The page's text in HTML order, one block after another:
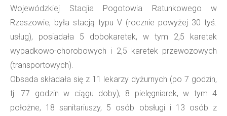
Wojewódzkiej Stacjia Pogotowia Ratunkowego w
Rzeszowie, była stacją typu V (rocznie powyżej 30 tyś.
usług), posiadała 5 dobokaretek, w tym 2,5 karetek
wypadkowo-chorobowych i 2,5 karetek przewozowych
(transportowych).
Obsada składała się z 11 lekarzy dyżurnych (po 7 godzin,
tj. 77 godzin w ciągu doby), 8 pielęgniarek, w tym 4
położne, 18 sanitariuszy, 5 osób obsługi i 13 osób z